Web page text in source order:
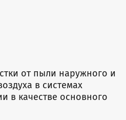
от пыли наружного и
в системах
в качестве основного